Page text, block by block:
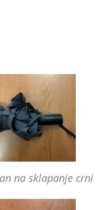
na sklapanje crni